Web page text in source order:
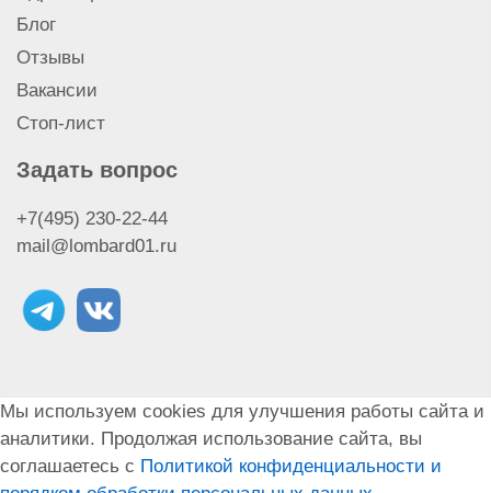
Блог
Отзывы
Вакансии
Стоп-лист
Задать вопрос
+7(495) 230-22-44
mail@lombard01.ru
Мы используем cookies для улучшения работы сайта и
аналитики. Продолжая использование сайта, вы
соглашаетесь с Политикой конфиденциальности и